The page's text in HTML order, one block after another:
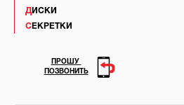
ДИСКИ
СЕКРЕТКИ
ПРОШУ
ПОЗВОНИТЬ